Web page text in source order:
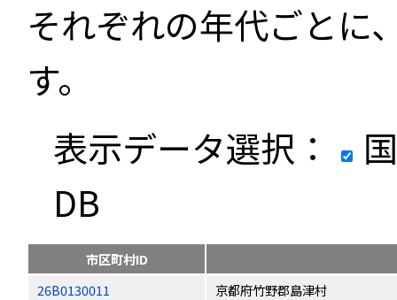
それぞれの年代ごとに
す。
表示データ選択：
DB
市区町村ID
26B0130011
京都府竹野郡島津村